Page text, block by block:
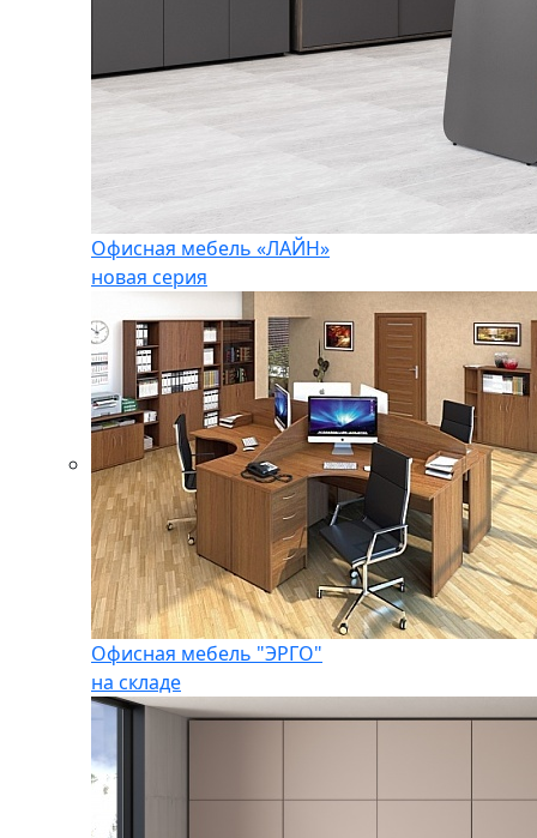
Офисная мебель «ЛАЙН»
новая серия
Офисная мебель "ЭРГО"
на складе